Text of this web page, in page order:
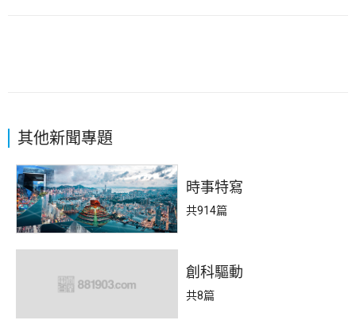
其他新聞專題
時事特寫
共914篇
創科驅動
共8篇